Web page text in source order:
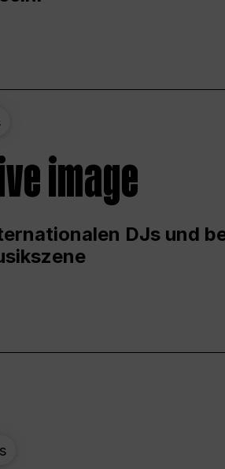
image
DJs und